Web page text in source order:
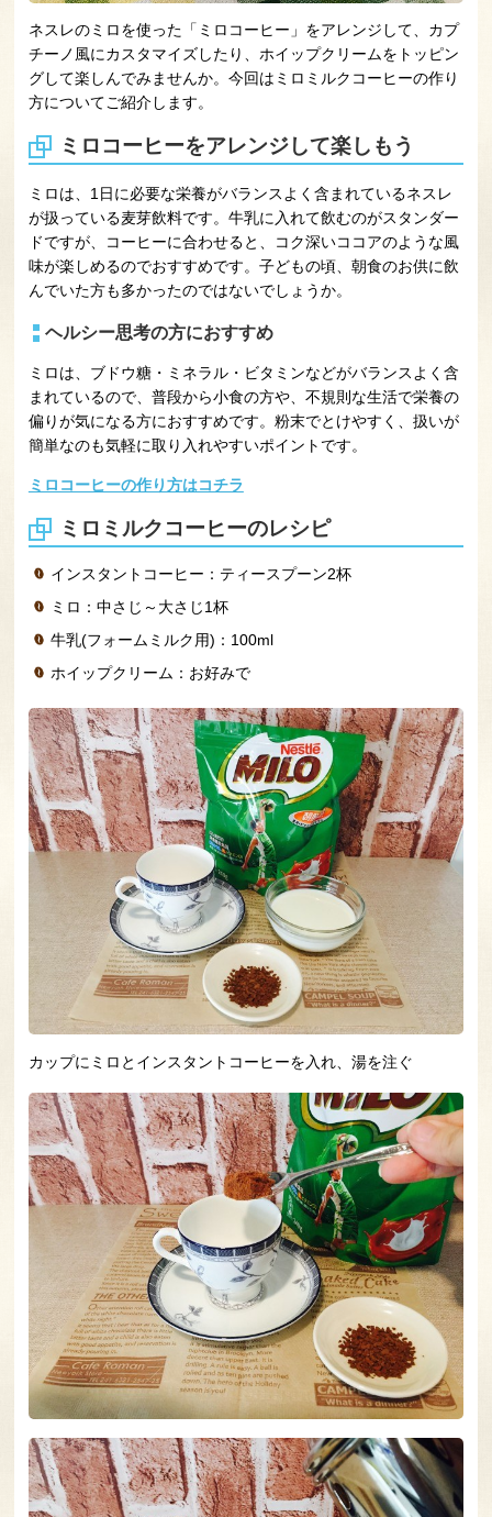
ネスレのミロを使った「ミロコーヒー」をアレンジして、カプ
チーノ風にカスタマイズしたり、ホイップクリームをトッピン
グして楽しんでみませんか。今回はミロミルクコーヒーの作り
方についてご紹介します。
ミロコーヒーをアレンジして楽しもう
ミロは、1日に必要な栄養がバランスよく含まれているネスレ
が扱っている麦芽飲料です。牛乳に入れて飲むのがスタンダー
ドですが、コーヒーに合わせると、コク深いココアのような風
味が楽しめるのでおすすめです。子どもの頃、朝食のお供に飲
んでいた方も多かったのではないでしょうか。
ヘルシー思考の方におすすめ
ミロは、ブドウ糖・ミネラル・ビタミンなどがバランスよく含
まれているので、普段から小食の方や、不規則な生活で栄養の
偏りが気になる方におすすめです。粉末でとけやすく、扱いが
簡単なのも気軽に取り入れやすいポイントです。
ミロコーヒーの作り方はコチラ
ミロミルクコーヒーのレシピ
インスタントコーヒー：ティースプーン2杯
ミロ：中さじ～大さじ1杯
牛乳(フォームミルク用)：100ml
ホイップクリーム：お好みで
カップにミロとインスタントコーヒーを入れ、湯を注ぐ